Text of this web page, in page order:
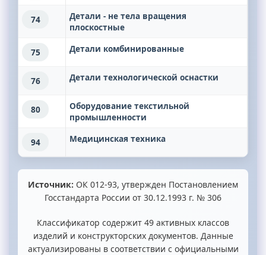
74
Детали - не тела вращения
плоскостные
75 Детали комбинированные
76 Детали технологической оснастки
80
Оборудование текстильной
промышленности
94 Медицинская техника
Источник: ОК 012-93, утвержден Постановлением
Госстандарта России от 30.12.1993 г. № 306
Классификатор содержит 49 активных классов
изделий и конструкторских документов. Данные
актуализированы в соответствии с официальными